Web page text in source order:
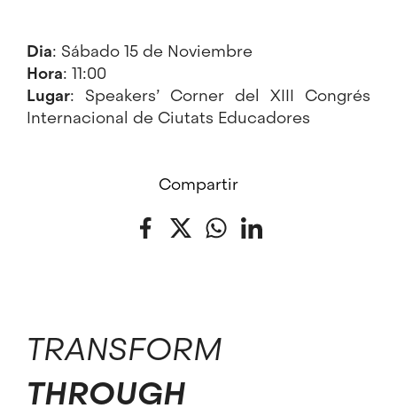
Dia: Sábado 15 de Noviembre
Hora: 11:00
Lugar: Speakers’ Corner del XIII Congrés
Internacional de Ciutats Educadores
Compartir
Facebook
Twitter WhatsApp
TRANSFORM
THROUGH